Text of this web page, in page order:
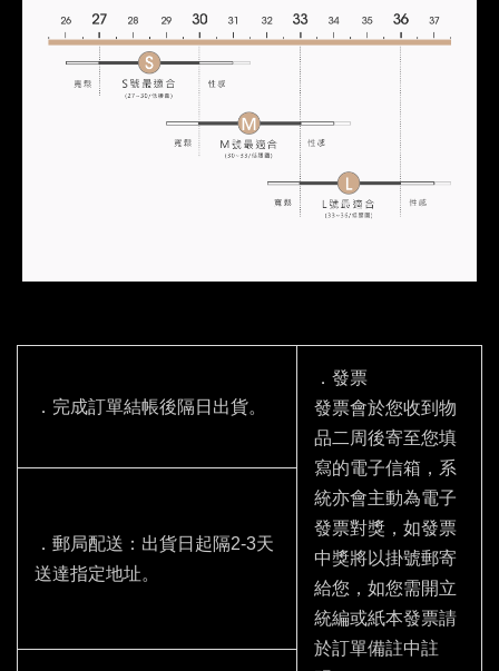
．完成訂單結帳後隔日出貨。
．發票
發票會於您收到物
品二周後寄至您填
寫的電子信箱，系
統亦會主動為電子
發票對獎，如發票
中獎將以掛號郵寄
給您，如您需開立
統編或紙本發票請
於訂單備註中註
．郵局配送：出貨日起隔2-3天
送達指定地址。